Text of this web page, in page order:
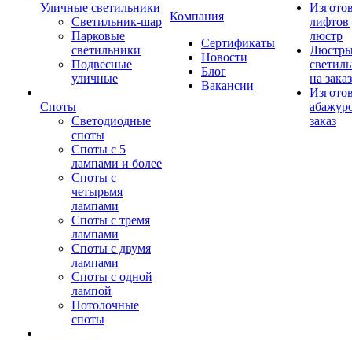
Уличные светильники
Светильник-шар
Парковые
светильники
Подвесные
уличные
Споты
Светодиодные
споты
Споты с 5
лампами и более
Споты с
четырьмя
лампами
Споты с тремя
лампами
Споты с двумя
лампами
Споты с одной
лампой
Потолочные
споты
Компания
Сертификаты
Новости
Блог
Вакансии
лифтов
люстр
на заказ
заказ